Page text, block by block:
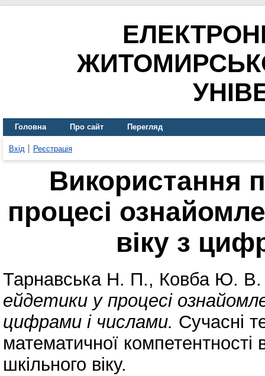
Головна Про сайт Перегляд
Вхід Реєстрація
Використання
процесі
віку з
Тарнавська Н. П., Ковба Ю. В.
ейдетики у процесі
цифрами і числами. Сучасні
математичної
шкільного віку.